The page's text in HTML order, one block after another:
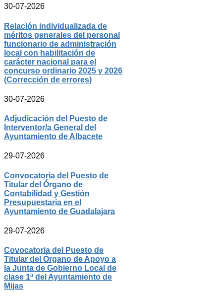
30-07-2026
Relación individualizada de
méritos generales del personal
funcionario de administración
local con habilitación de
carácter nacional para el
concurso ordinario 2025 y 2026
(Corrección de errores)
30-07-2026
Adjudicación del Puesto de
Interventor/a General del
Ayuntamiento de Albacete
29-07-2026
Convocatoria del Puesto de
Titular del Órgano de
Contabilidad y Gestión
Presupuestaria en el
Ayuntamiento de Guadalajara
29-07-2026
Covocatoria del Puesto de
Titular del Órgano de Apoyo a
la Junta de Gobierno Local de
clase 1ª del Ayuntamiento de
Mijas